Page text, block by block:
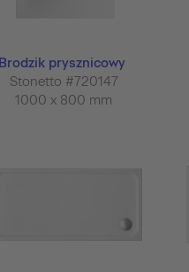
Brodzik prysznicowy
Stonetto #720147
1000 x 800 mm